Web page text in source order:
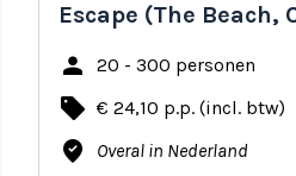
Escape (The Beach,
person 20 - 300 personen
local_offer € 24,10 p.p. (incl. btw)
where_to_vote Overal in Nederland